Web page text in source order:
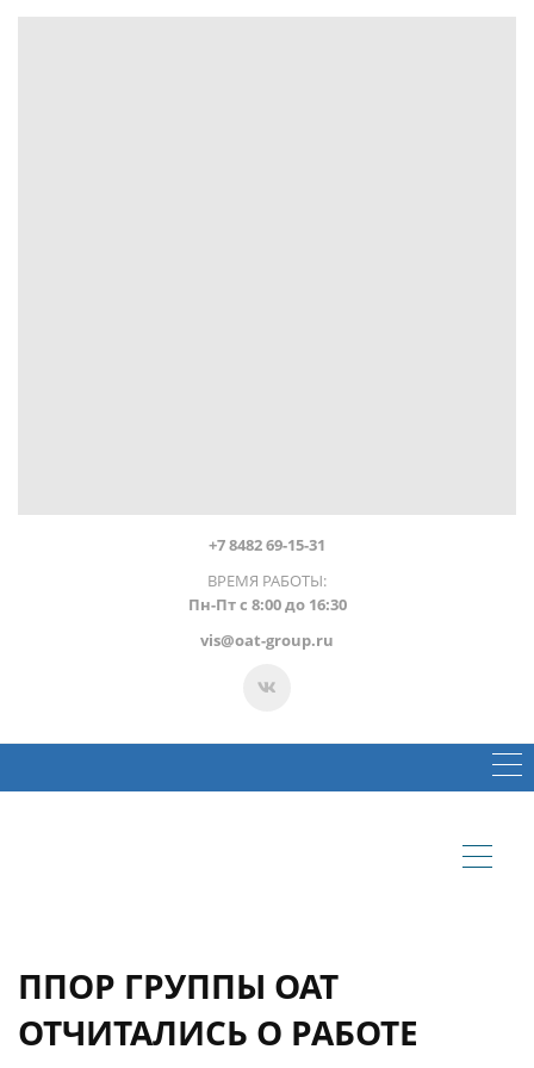
+7 8482 69-15-31
ВРЕМЯ РАБОТЫ:
Пн-Пт с 8:00 до 16:30
vis@oat-group.ru
ППОР ГРУППЫ ОАТ
ОТЧИТАЛИСЬ О РАБОТЕ